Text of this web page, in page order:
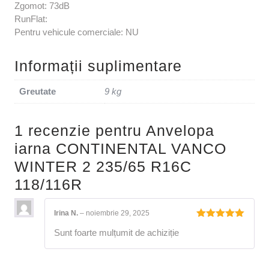
Zgomot: 73dB
RunFlat:
Pentru vehicule comerciale: NU
Informații suplimentare
Greutate 9 kg
1 recenzie pentru Anvelopa
iarna CONTINENTAL VANCO
WINTER 2 235/65 R16C
118/116R
Irina N. – noiembrie 29, 2025
Sunt foarte mulțumit de achiziție